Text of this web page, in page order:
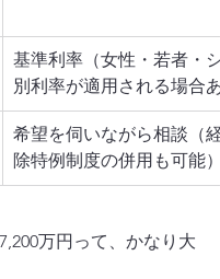
基準利率（女性・若者・
別利率が適用される場合あ
希望を伺いながら相談（
除特例制度の併用も可能）
万円って、かなり大